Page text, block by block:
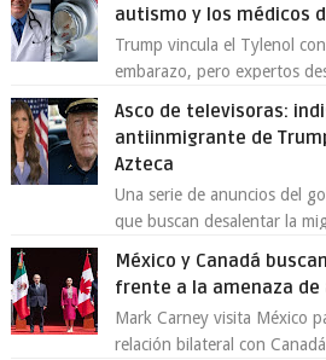
autismo y los médicos
Trump vincula el Tylenol
embarazo, pero expertos
Asco de televisoras:
antiinmigrante de
Azteca
Una serie de anuncios del
que buscan desalentar la
México y Canadá
frente a la amenaza de
Mark Carney visita México
relación bilateral con